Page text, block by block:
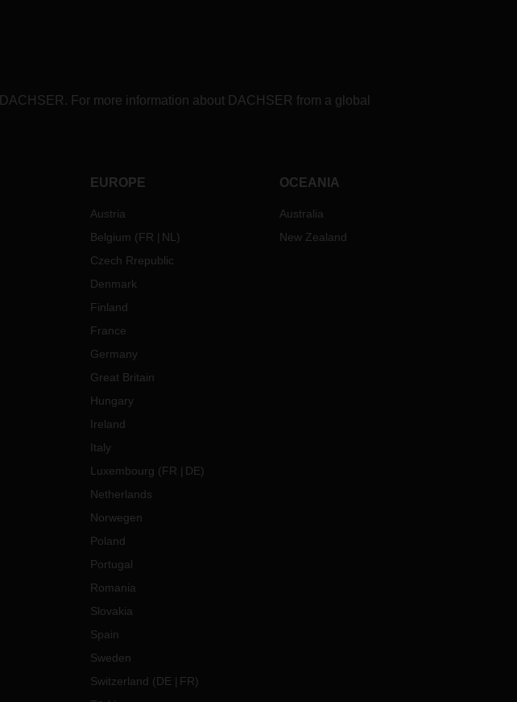
For more information about DACHSER from a global
EUROPE
Austria
Belgium (FR NL )
Czech Rrepublic
Denmark
Finland
France
Germany
Great Britain
Hungary
Ireland
Italy
Luxembourg (FR DE)
Netherlands
Norwegen
Poland
Portugal
Romania
Slovakia
Spain
Sweden
Switzerland (DE FR)
OCEANIA
Australia
New Zealand